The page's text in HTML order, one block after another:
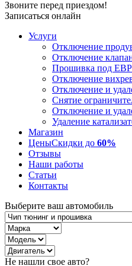
Звоните перед приездом!
Записаться онлайн
Услуги
Отключение
Отключение
Прошивка под
Отключение
Отключение и
Снятие
Отключение и
Удаление
Магазин
ЦеныСкидки до 60%
Отзывы
Наши работы
Статьи
Контакты
Выберите ваш автомобиль
Не нашли свое авто?